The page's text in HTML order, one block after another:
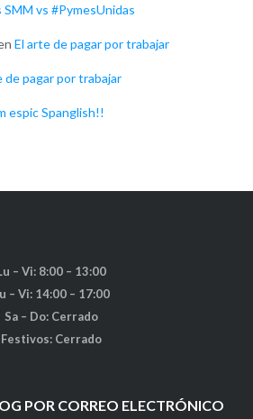
SMM vs #PymesUnidas
El arte de pagar por trabajar
de pagar por trabajar
espic Spanglish!!
– Vi: 8:00 – 13:00
– Vi: 14:00 – 17:00
Sa – Do: Cerrado
Festivos: Cerrado
POR CORREO ELECTRÓNICO